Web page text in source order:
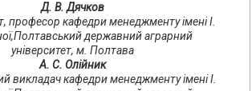
Д. В. Дячков
професор кафедри менеджменту імені І.
державний аграрний
університет, м. Полтава
А. С. Олійник
викладач кафедри менеджменту імені І.